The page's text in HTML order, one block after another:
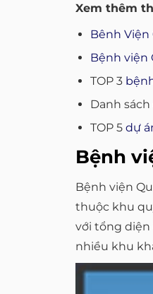
Xem thêm
Bênh Viện
Bệnh viện
TOP 3
Danh sách
TOP 5 dự
Bệnh
Bệnh viện
thuộc khu
với tổng diện
nhiều khu